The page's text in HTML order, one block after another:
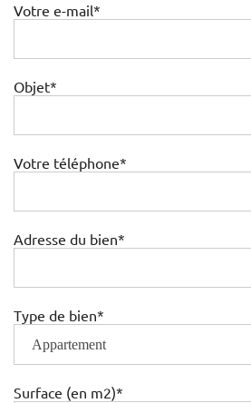
Votre e-mail*
Objet*
Votre téléphone*
Adresse du bien*
Type de bien*
Surface (en m2)*